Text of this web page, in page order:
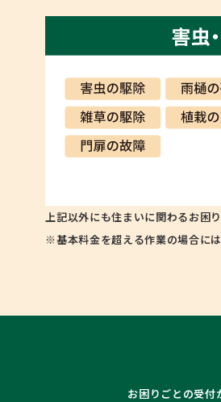
上記以外にも住まいに関わるお困
※基本料金を超える作業の場合に
お困りごとの受付